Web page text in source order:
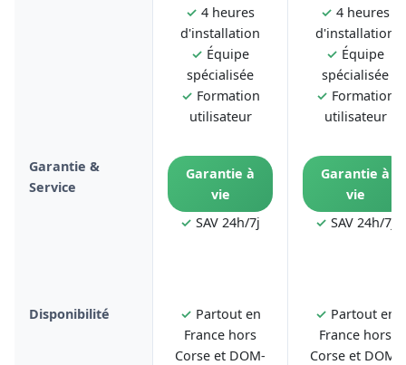
✓ 4 heures
d'installation
✓ Équipe
spécialisée
✓ Formation
utilisateur
✓ 4 heures
d'installation
✓ Équipe
spécialisée
✓ Formation
utilisateur
Garantie &
Service
Garantie à
vie
✓ SAV 24h/7j
Garantie à
vie
✓ SAV 24h/7j
Disponibilité ✓ Partout en
France hors
Corse et DOM-
✓ Partout en
France hors
Corse et DOM-